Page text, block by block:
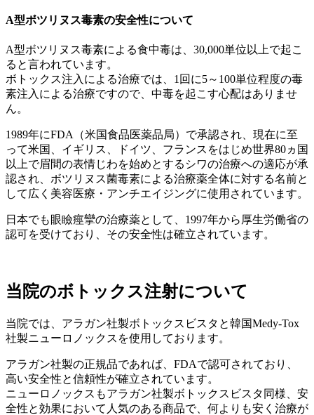
A型ボツリヌス毒素の安全性について
A型ボツリヌス毒素による食中毒は、30,000単位以上で起こ
ると言われています。
ボトックス注入による治療では、1回に5～100単位程度の毒
素注入による治療ですので、中毒を起こす心配はありませ
ん。
1989年にFDA（米国食品医薬品局）で承認され、現在に至
って米国、イギリス、ドイツ、フランスをはじめ世界80ヵ国
以上で眉間の表情じわを始めとするシワの治療への適応が承
認され、ボツリヌス菌毒素による治療薬全体に対する名前と
して広く美容医療・アンチエイジングに使用されています。
日本でも眼瞼痙攣の治療薬として、1997年から厚生労働省の
認可を受けており、その安全性は確立されています。
当院のボトックス注射について
当院では、アラガン社製ボトックスビスタと韓国Medy-Tox
社製ニューロノックスを使用しております。
アラガン社製の正規品であれば、FDAで認可されており、
高い安全性と信頼性が確立されています。
ニューロノックスもアラガン社製ボトックスビスタ同様、安
全性と効果において人気のある商品で、何よりも安く治療が